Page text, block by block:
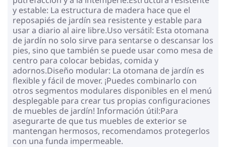
y estable: La estructura de madera hace que el
reposapiés de jardín sea resistente y estable para
usar a diario al aire libre.Uso versátil: Esta otomana
de jardín no solo sirve para sentarse o descansar los
pies, sino que también se puede usar como mesa de
centro para colocar bebidas, comida y
adornos.Diseño modular: La otomana de jardín es
flexible y fácil de mover. ¡Puedes combinarlo con
otros segmentos modulares disponibles en el menú
desplegable para crear tus propias configuraciones
de muebles de jardín! Información útil:Para
asegurarte de que tus muebles de exterior se
mantengan hermosos, recomendamos protegerlos
con una funda impermeable.